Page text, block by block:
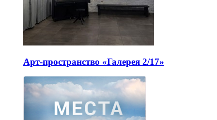
Арт-пространство «Галерея 2/17»